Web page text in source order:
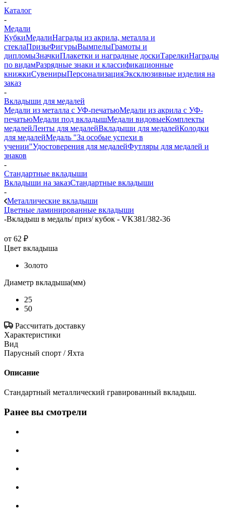
Каталог
-
Медали
КубкиМедалиНаграды из акрила, металла и
стеклаПризыФигурыВымпелыГрамоты и
дипломыЗначкиПлакетки и наградные доскиТарелкиНаграды
по видамРазрядные знаки и классификационные
книжкиСувенирыПерсонализацияЭксклюзивные изделия на
заказ
-
Вкладыши для медалей
Медали из металла с УФ-печатьюМедали из акрила с УФ-
печатьюМедали под вкладышМедали видовыеКомплекты
медалейЛенты для медалейВкладыши для медалейКолодки
для медалейМедаль "За особые успехи в
учении"Удостоверения для медалейФутляры для медалей и
знаков
-
Стандартные вкладыши
Вкладыши на заказСтандартные вкладыши
-
Металлические вкладыши
Цветные ламинированные вкладыши
-Вкладыш в медаль/ приз/ кубок - VK381/382-36
от 62 ₽
Цвет вкладыша
Золото
Диаметр вкладыша(мм)
25
50
Рассчитать доставку
Характеристики
Вид
Парусный спорт / Яхта
Описание
Стандартный металлический гравированный вкладыш.
Ранее вы смотрели